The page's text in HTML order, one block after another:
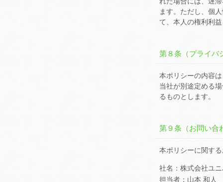
ます。ただし、個
て、本人の権利利
第８条（プライバ
本ポリシーの内容
当社が別途定める
るものとします。
第９条（お問い合
本ポリシーに関す
社名：株式会社ユ
担当者：山本 和人